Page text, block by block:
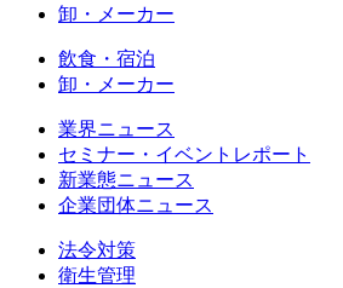
卸・メーカー
飲食・宿泊
卸・メーカー
業界ニュース
セミナー・イベントレポート
新業態ニュース
企業団体ニュース
法令対策
衛生管理